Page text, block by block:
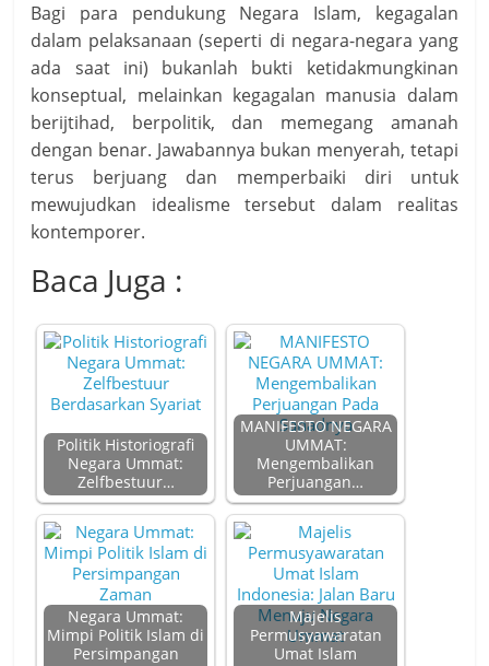
Bagi para pendukung Negara Islam, kegagalan
dalam pelaksanaan (seperti di negara-negara yang
ada saat ini) bukanlah bukti ketidakmungkinan
konseptual, melainkan kegagalan manusia dalam
berijtihad, berpolitik, dan memegang amanah
dengan benar. Jawabannya bukan menyerah, tetapi
terus berjuang dan memperbaiki diri untuk
mewujudkan idealisme tersebut dalam realitas
kontemporer.
Baca Juga :
Politik Historiografi
Negara Ummat:
Zelfbestuur…
MANIFESTO NEGARA
UMMAT:
Mengembalikan
Perjuangan…
Negara Ummat:
Mimpi Politik Islam di
Persimpangan
Majelis
Permusyawaratan
Umat Islam